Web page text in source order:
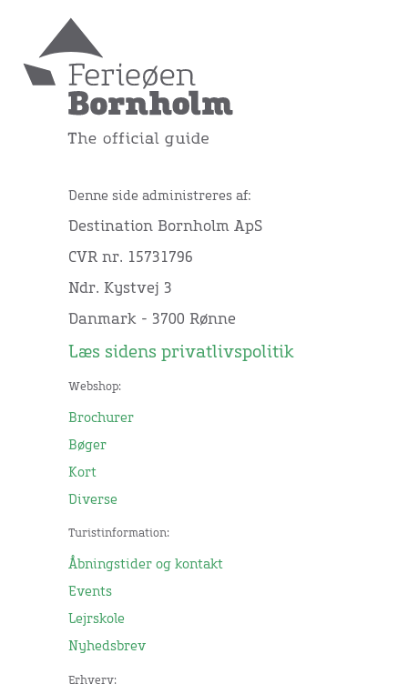
Denne side administreres af:
Destination Bornholm ApS
CVR nr. 15731796
Ndr. Kystvej 3
Danmark - 3700 Rønne
Læs sidens privatlivspolitik
Webshop:
Brochurer
Bøger
Kort
Diverse
Turistinformation:
Åbningstider og kontakt
Events
Lejrskole
Nyhedsbrev
Erhverv: